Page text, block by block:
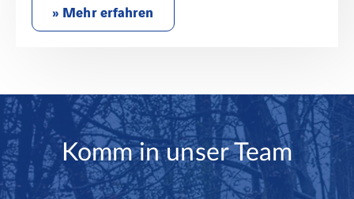
» Mehr erfahren
Komm in unser Team